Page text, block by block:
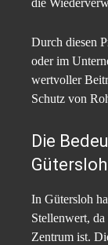
Durch diesen
oder im
wertvoller
Schutz von
Die
Gütersloh
In Gütersloh
Stellenwert,
Zentrum ist.